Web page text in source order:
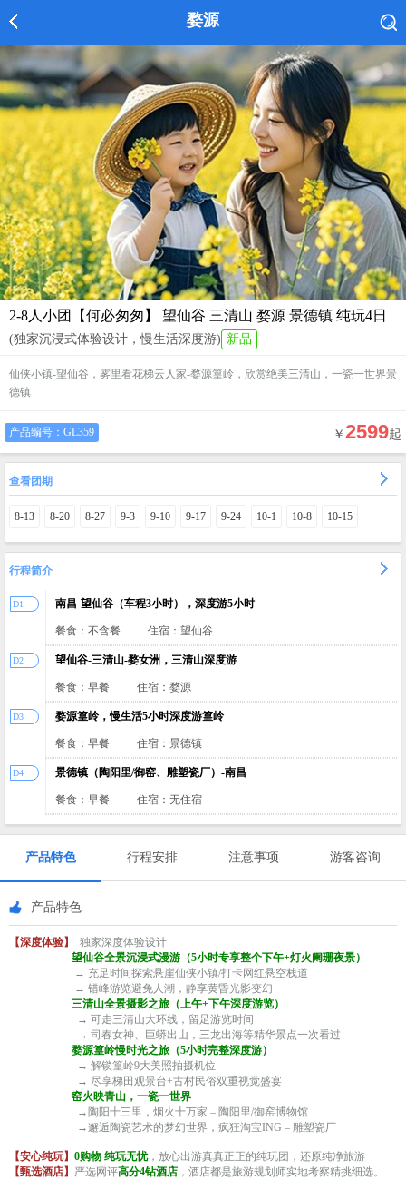
婺源
2-8人小团【何必匆匆】 望仙谷 三清山 婺源 景德镇 纯玩4日
(独家沉浸式体验设计，慢生活深度游) 新品
仙侠小镇-望仙谷，雾里看花梯云人家-婺源篁岭，欣赏绝美三清山，一瓷一世界景
德镇
产品编号： GL359 ￥ 2599起
查看团期
8-13 8-20 8-27 9-3 9-10 9-17 9-24 10-1 10-8 10-15
行程简介
南昌-望仙谷（车程3小时），深度游5小时
餐食：不含餐 住宿：望仙谷
D1
望仙谷-三清山-婺女洲，三清山深度游
餐食：早餐 住宿：婺源
D2
婺源篁岭，慢生活5小时深度游篁岭
餐食：早餐 住宿：景德镇
D3
景德镇（陶阳里/御窑、雕塑瓷厂）-南昌
餐食：早餐 住宿：无住宿
D4
产品特色 行程安排 注意事项 游客咨询
产品特色
【深度体验】
独家深度体验设计
望仙谷全景沉浸式漫游（5小时专享整个下午+灯火阑珊夜景）
→ 充足时间探索悬崖仙侠小镇/打卡网红悬空栈道
→ 错峰游览避免人潮，静享黄昏光影变幻
三清山全景摄影之旅（上午+下午深度游览）
→ 可走三清山大环线，留足游览时间
→ 司春女神、巨蟒出山，三龙出海等精华景点一次看过
婺源篁岭慢时光之旅（5小时完整深度游）
→ 解锁篁岭9大美照拍摄机位
→ 尽享梯田观景台+古村民俗双重视觉盛宴
窑火映青山，一瓷一世界
→陶阳十三里，烟火十万家 – 陶阳里/御窑博物馆
→邂逅陶瓷艺术的梦幻世界，疯狂淘宝ING – 雕塑瓷厂
【安心纯玩】 0购物 纯玩无忧，放心出游真真正正的纯玩团，还原纯净旅游
【甄选酒店】 严选网评高分4钻酒店 ，酒店都是旅游规划师实地考察精挑细选。